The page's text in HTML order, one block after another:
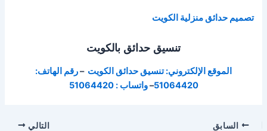
تصميم حدائق منزلية الكويت
تنسيق حدائق بالكويت
الموقع الإلكتروني: تنسيق حدائق الكويت –رقم الهاتف:
51064420
–واتساب : 51064420
السابق التالي